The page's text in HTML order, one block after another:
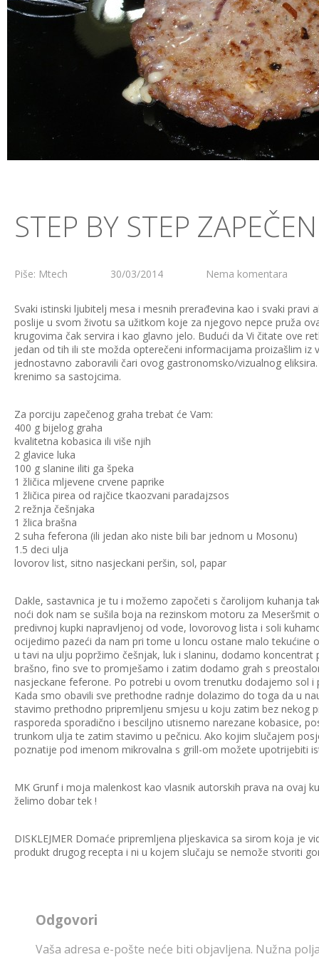
STEP BY STEP
Piše: Mtech 30/03/2014 Nema komentara
Svaki istinski ljubitelj mesa i mesnih prerađevina kao i svaki pravi
poslije u svom životu sa užitkom koje za njegovo nepce pruža
krugovima čak servira i kao glavno jelo. Budući da Vi čitate ove
jedan od tih ili ste možda opterečeni informacijama proizašlim iz
jednostavno zaboravili čari ovog gastronomsko/vizualnog
krenimo sa sastojcima.
Za porciju zapečenog graha trebat će Vam:
400 g bijelog graha
kvalitetna kobasica ili više njih
2 glavice luka
100 g slanine iliti ga špeka
1 žličica mljevene crvene paprike
1 žličica pirea od rajčice tkaozvani paradajzsos
2 režnja češnjaka
1 žlica brašna
2 suha feferona (ili jedan ako niste bili bar jednom u Mosonu)
1.5 deci ulja
lovorov list, sitno nasjeckani peršin, sol, papar
Dakle, sastavnica je tu i možemo započeti s čarolijom kuhanja
noći dok nam se sušila boja na rezinskom motoru za Meseršmit
predivnoj kupki napravljenoj od vode, lovorovog lista i soli
ocijedimo pazeći da nam pri tome u loncu ostane malo tekućine
u tavi na ulju popržimo češnjak, luk i slaninu, dodamo koncentrat
brašno, fino sve to promješamo i zatim dodamo grah s
nasjeckane feferone. Po potrebi u ovom trenutku dodajemo sol i
Kada smo obavili sve prethodne radnje dolazimo do toga da u
stavimo prethodno pripremljenu smjesu u koju zatim bez nekog
rasporeda sporadično i besciljno utisnemo narezane kobasice,
trunkom ulja te zatim stavimo u pečnicu. Ako kojim slučajem
poznatije pod imenom mikrovalna s grill-om možete upotrijebiti
MK Grunf i moja malenkost kao vlasnik autorskih prava na ovaj
želimo dobar tek !
DISKLEJMER Domaće pripremljena pljeskavica sa sirom koja je
produkt drugog recepta i ni u kojem slučaju se nemože stvoriti
Odgovori
Vaša adresa e-pošte neće biti objavljena. Nužna